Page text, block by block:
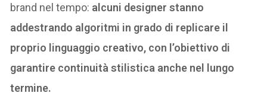
brand nel tempo: alcuni designer stanno
addestrando algoritmi in grado di replicare il
proprio linguaggio creativo, con l’obiettivo di
garantire continuità stilistica anche nel lungo
termine.